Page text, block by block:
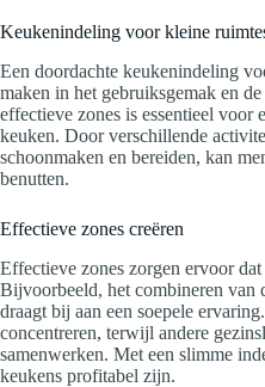
Keukenindeling voor kleine
Een doordachte keukenindeling
maken in het gebruiksgemak en
effectieve zones is essentieel
keuken. Door verschillende
schoonmaken en bereiden, kan
benutten.
Effectieve zones creëren
Effectieve zones zorgen ervoor
Bijvoorbeeld, het combineren van
draagt bij aan een soepele
concentreren, terwijl andere
samenwerken. Met een slimme
keukens profitabel zijn.